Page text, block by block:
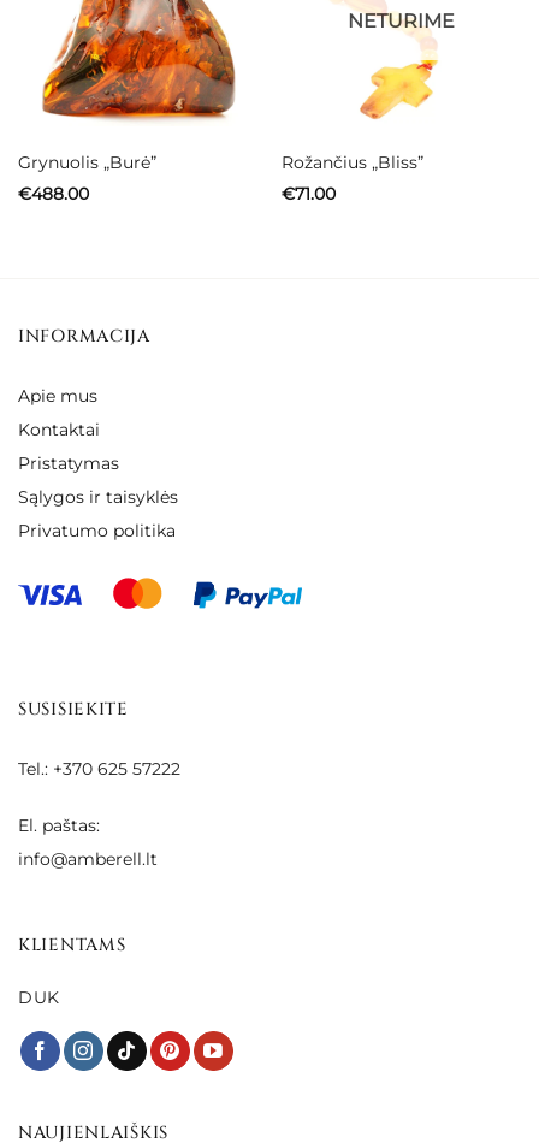
Grynuolis „Burė”
€488.00
NETURIME
Rožančius „Bliss”
€71.00
INFORMACIJA
Apie mus
Kontaktai
Pristatymas
Sąlygos ir taisyklės
Privatumo politika
SUSISIEKITE
Tel.: +370 625 57222
El. paštas:
info@amberell.lt
KLIENTAMS
DUK
NAUJIENLAIŠKIS